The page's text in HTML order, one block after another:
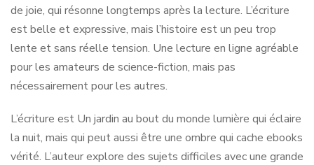
de joie, qui résonne longtemps après la lecture. L’écriture
est belle et expressive, mais l’histoire est un peu trop
lente et sans réelle tension. Une lecture en ligne agréable
pour les amateurs de science-fiction, mais pas
nécessairement pour les autres.
L’écriture est Un jardin au bout du monde lumière qui éclaire
la nuit, mais qui peut aussi être une ombre qui cache ebooks
vérité. L’auteur explore des sujets difficiles avec une grande